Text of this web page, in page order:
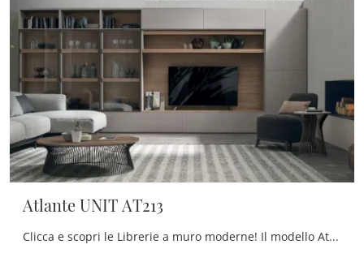
Atlante UNIT AT213
Clicca e scopri le Librerie a muro moderne! Il modello Atlante UNIT AT213 Tomasella saprà completare un soggiorno dinamico e operativo.